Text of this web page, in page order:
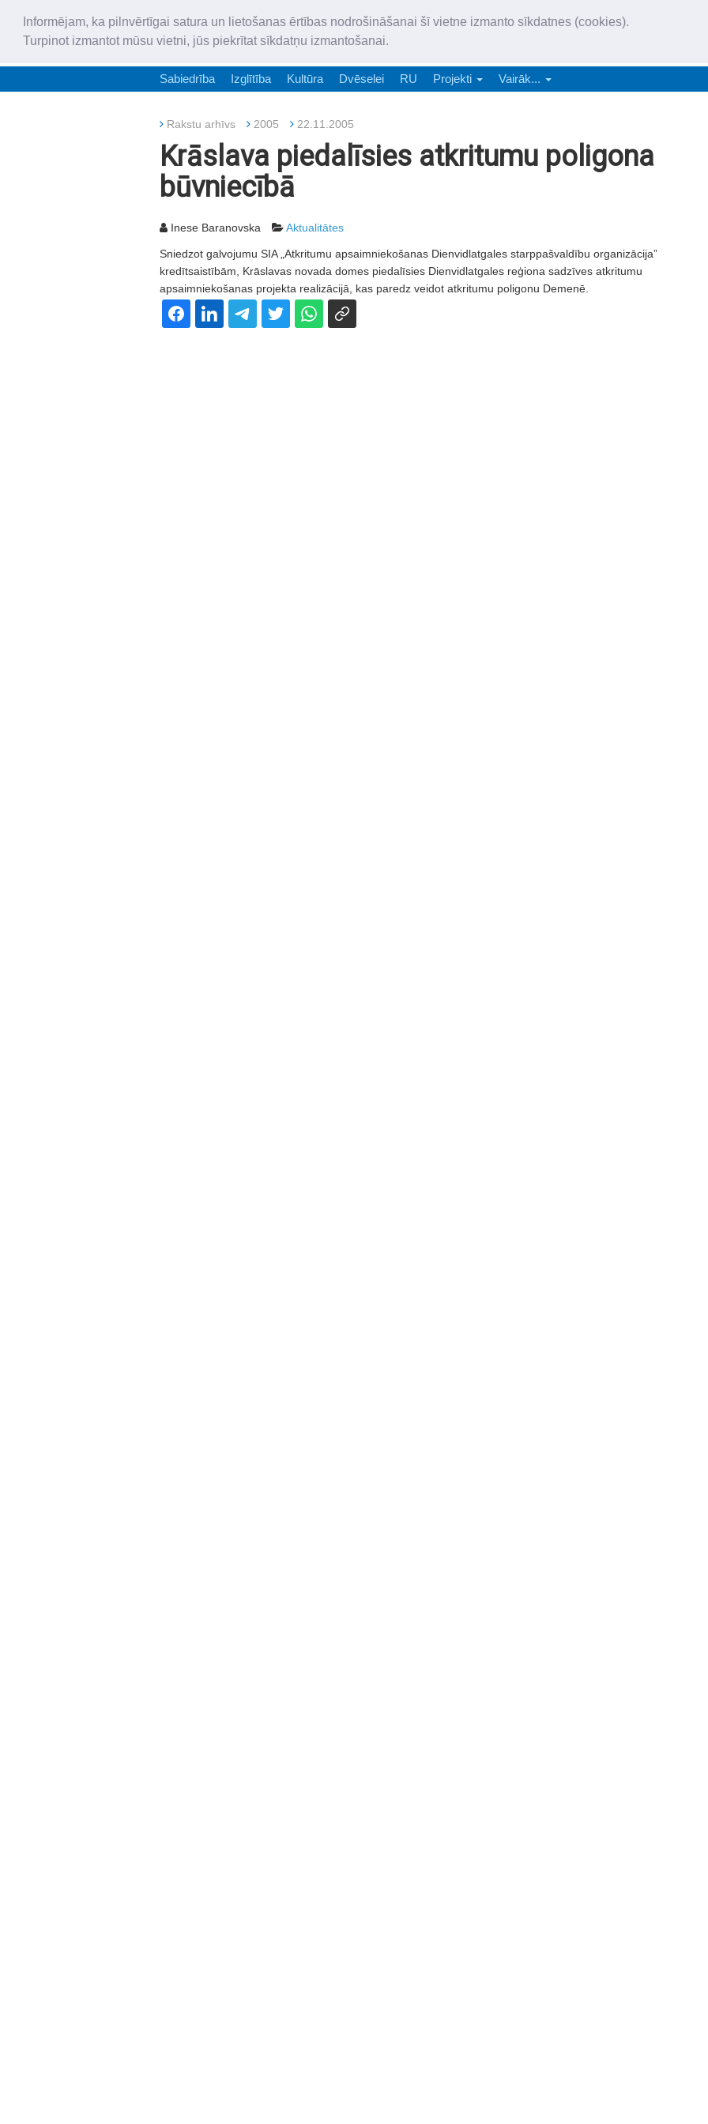
Informējam, ka pilnvērtīgai satura un lietošanas ērtības nodrošināšanai šī vietne izmanto sīkdatnes (cookies).
Turpinot izmantot mūsu vietni, jūs piekrītat sīkdatņu izmantošanai.
„Latgales Laiks” latviešu valodā aptver Daugavpils valstspilsētu,
Sabiedrība Izglītība Kultūra Dvēselei RU Projekti Vairāk...
Rakstu arhīvs 2005 22.11.2005
Krāslava piedalīsies atkritumu poligona
būvniecībā
Inese Baranovska Aktualitātes
Sniedzot galvojumu SIA „Atkritumu apsaimniekošanas Dienvidlatgales starppašvaldību organizācija”
kredītsaistībām, Krāslavas novada domes piedalīsies Dienvidlatgales reģiona sadzīves atkritumu
apsaimniekošanas projekta realizācijā, kas paredz veidot atkritumu poligonu Demenē.